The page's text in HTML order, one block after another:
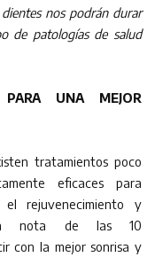
nos podrán durar
de patologías de salud
PARA UNA MEJOR
tratamientos poco
eficaces para
el rejuvenecimiento y
nota de las 10
con la mejor sonrisa y